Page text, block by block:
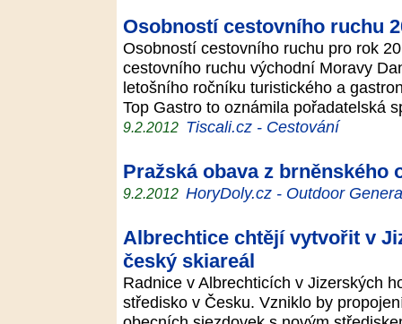
Osobností cestovního ruchu
Osobností cestovního ruchu pro rok
cestovního ruchu východní Moravy
letošního ročníku turistického a
Top Gastro to oznámila pořadatelská
9.2.2012 Tiscali.cz - Cestování
Pražská obava z brněnského
9.2.2012 HoryDoly.cz - Outdoor
Albrechtice chtějí vytvořit v
český skiareál
Radnice v Albrechticích v Jizerských
středisko v Česku. Vzniklo by